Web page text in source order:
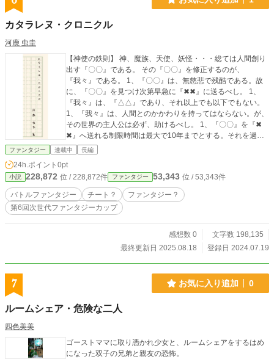
カタラレヌ・クロニクル
河鹿 虫圭
【神使の鉄則】 神、魔族、天使、妖怪・・・総ては人間創り
出す『〇〇』である。 その『〇〇』を修正するのが、
『我々』である。 1、『〇〇』は、無慈悲で残酷である。故
に、『〇〇』を見つけ次第早急に『✖✖』に送るべし。 1、
『我々』は、『△△』であり、それ以上でも以下でもない。
1、『我々』は、人間とのかかわりを持ってはならない。が、
その世界の主人公は必ず、助けるべし。 1、『〇〇』を『✖
✖』へ送れる制限時間は最大で10年までとする。それを過ぎ
ることあれば、直ちに抹消もとい、概念破壊を実行すべし。
なければならない。 破ノ章 輪廻転生の仕組み 人が現世で死
ぬ→魂の持ち主と魂に分離→持ち主は天国か地獄の判決を受
けてそれぞれの場所へ→魂は神界へ転送して持ち主の記憶と
知識を洗浄→魂の再形成→保管。 ※現世に前世の記憶が残っ
た人間がたまに出るのは洗浄作業の際にキレイに洗浄できず
の日の管理係にペナルティが与えられる。 ※歴史的な偉人な
どはリストに載っているため洗浄や再形成などは行わない。
ね。各世界の主人公の英霊貸すから花の破棄ヨロ」 神の指令
により修正係 布田 龍兎と抹消係 無田皆無の二人は召喚され
た。 カタラレヌ・クロニクル 破ノ章 魂の花編。始動！ 急
｜終末論《エスカトロジー》を始める。」 そして始まる”世界
の終焉の歪み”｜終末論《エスカトロジー》。歪みが溢れかえ
ファンタジー 連載中 長編
24h.ポイント 0pt
小説 228,872 位 / 228,872件 ファンタジー 53,343 位 / 53,343件
バトルファンタジー チート？
ファンタジー？
第6回次世代ファンタジーカップ
感想数 0
文字数 198,135
最終更新日 2025.08.18
登録日 2024.07.19
7 お気に入り追加 0
ルームシェア・危険な二人
四色美美
ゴーストママに取り憑かれ少女と、ルームシェアをするはめ
になった双子の兄弟と親友の恐怖。